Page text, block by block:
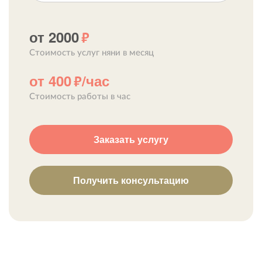
от 2000 р
Стоимость услуг няни в месяц
от 400 р/час
Стоимость работы в час
Заказать услугу
Получить консультацию